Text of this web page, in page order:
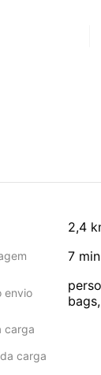
2,4
7 min
envio
carga
carga